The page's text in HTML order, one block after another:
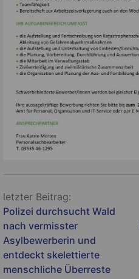
Beitragsnavigation
letzter Beitrag:
Polizei durchsucht Wald
nach vermisster
Asylbewerberin und
entdeckt skelettierte
menschliche Überreste